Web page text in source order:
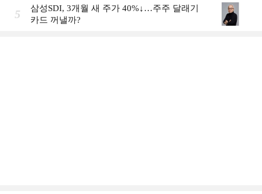
5
삼성SDI, 3개월 새 주가 40%↓…주주 달래기
카드 꺼낼까?